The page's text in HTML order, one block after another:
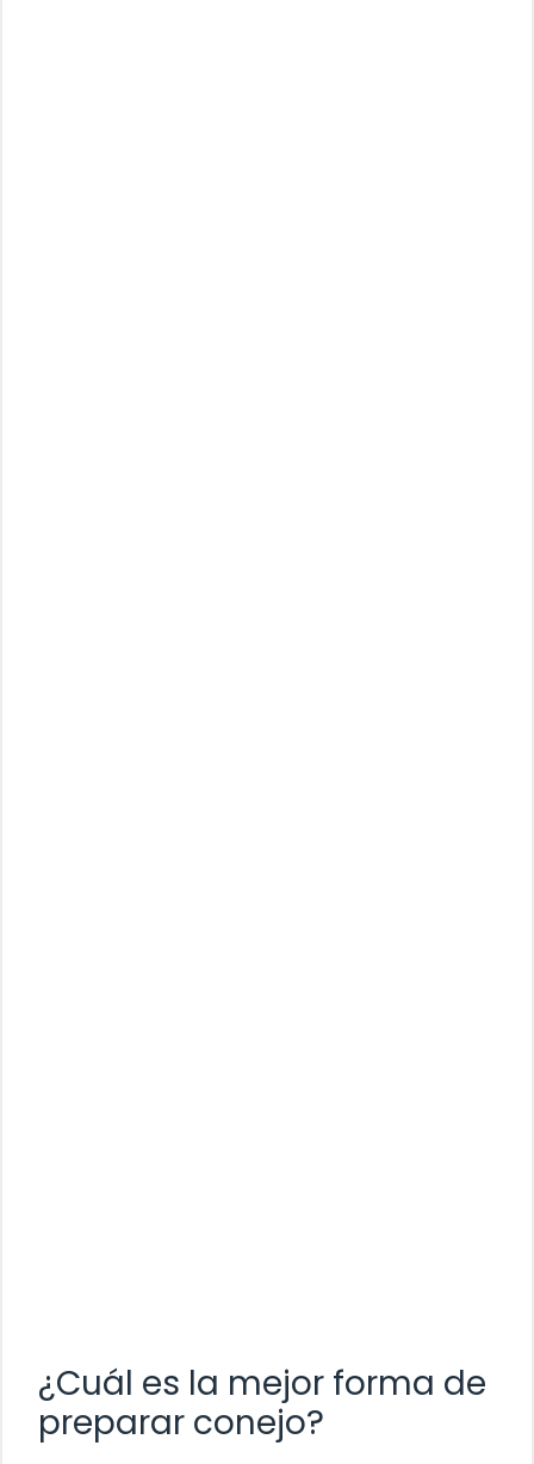
¿Cuál es la mejor forma de
preparar conejo?